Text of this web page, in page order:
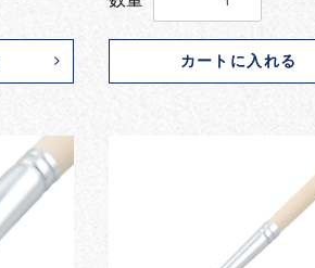
カートに入れる